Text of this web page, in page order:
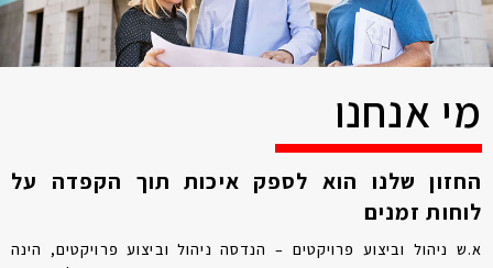
מי אנחנו
החזון שלנו הוא לספק איכות תוך הקפדה על
לוחות זמנים
א.ש ניהול וביצוע פרויקטים – הנדסה ניהול וביצוע פרויקטים, הינה